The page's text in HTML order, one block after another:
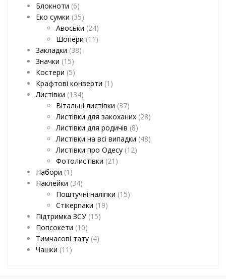
Блокноти (6)
Еко сумки (35)
Авоськи (24)
Шопери (11)
Закладки (38)
Значки (15)
Костери (5)
Крафтові конверти (1)
Листівки (134)
Вітальні листівки (37)
Листівки для закоханих (28)
Листівки для родичів (8)
Листівки на всі випадки (48)
Листівки про Одесу (12)
Фотолистівки (21)
Набори (1)
Наклейки (34)
Поштучні наліпки (15)
Стікерпаки (19)
Підтримка ЗСУ (15)
Попсокети (10)
Тимчасові тату (4)
Чашки (11)